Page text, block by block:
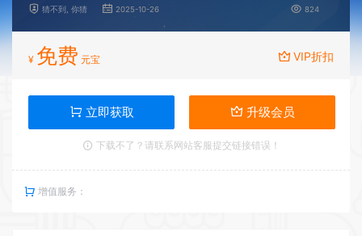
猜不到, 你猜 2025-10-26 824
¥ 免费 元宝 VIP折扣
立即获取 升级会员
下载不了？请联系网站客服提交链接错误！
增值服务：